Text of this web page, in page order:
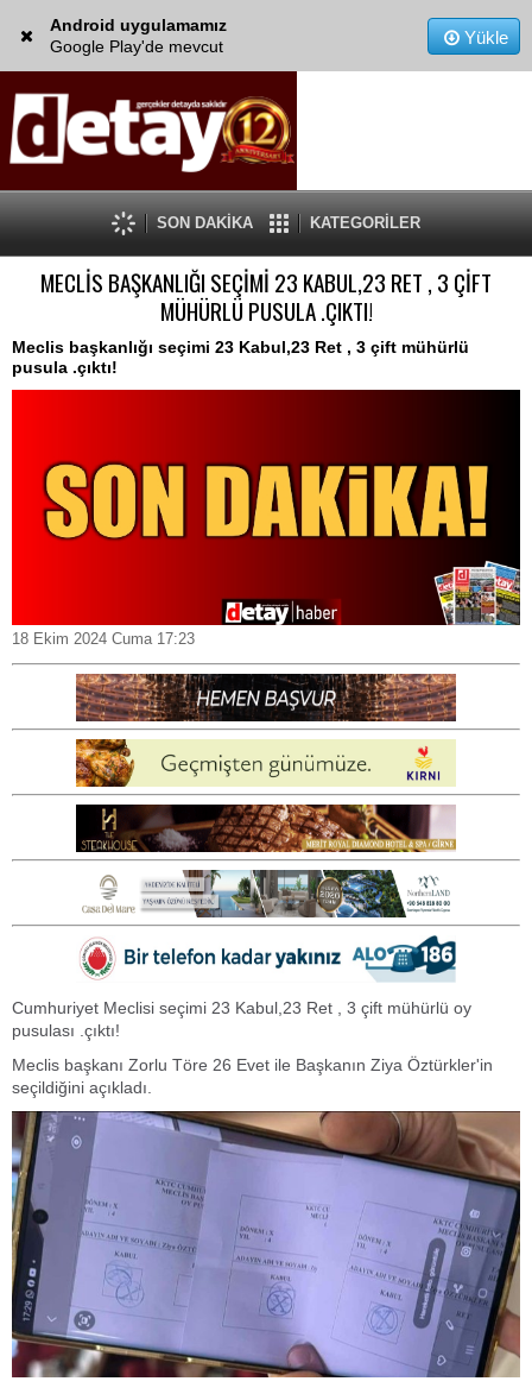
Android uygulamamız
Google Play'de mevcut
Yükle
SON DAKİKA KATEGORİLER
MECLİS BAŞKANLIĞI SEÇİMİ 23 KABUL,23 RET , 3 ÇİFT
MÜHÜRLÜ PUSULA .ÇIKTI!
Meclis başkanlığı seçimi 23 Kabul,23 Ret , 3 çift mühürlü
pusula .çıktı!
18 Ekim 2024 Cuma 17:23
Cumhuriyet Meclisi seçimi 23 Kabul,23 Ret , 3 çift mühürlü oy
pusulası .çıktı!
Meclis başkanı Zorlu Töre 26 Evet ile Başkanın Ziya Öztürkler'in
seçildiğini açıkladı.